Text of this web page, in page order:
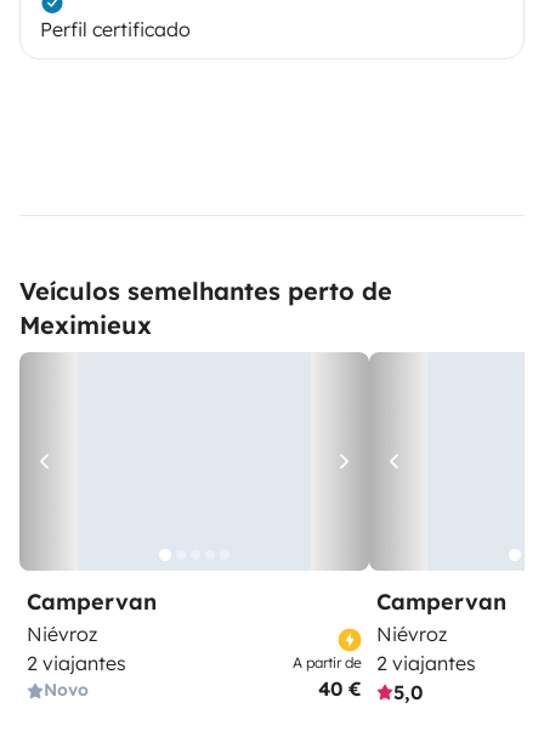
Perfil certificado
Veículos semelhantes perto de
Meximieux
Campervan
Niévroz
2 viajantes
Novo
A partir de
40 €
Campervan
Niévroz
2 viajantes
5,0